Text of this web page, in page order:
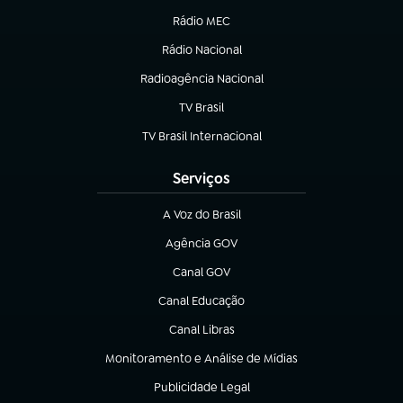
Rádio MEC
Rádio Nacional
(abre em nova aba)
Radioagência Nacional
(abre em nova aba)
TV Brasil
(abre em nova aba)
TV Brasil Internacional
(abre em nova aba)
Serviços
A Voz do Brasil
(abre em nova aba)
Agência GOV
(abre em nova aba)
Canal GOV
(abre em nova aba)
Canal Educação
(abre em nova aba)
Canal Libras
(abre em nova aba)
Monitoramento e Análise de Mídias
(abre em nova aba)
Publicidade Legal
(abre em nova aba)